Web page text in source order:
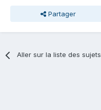
Partager
Aller sur la liste des sujets